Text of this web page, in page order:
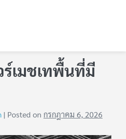
ร์เมชเทพื้นที่มี
| Posted on กรกฎาคม 6, 2026